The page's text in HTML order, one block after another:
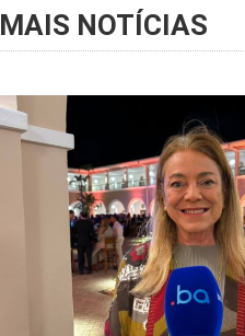
MAIS NOTÍCIAS